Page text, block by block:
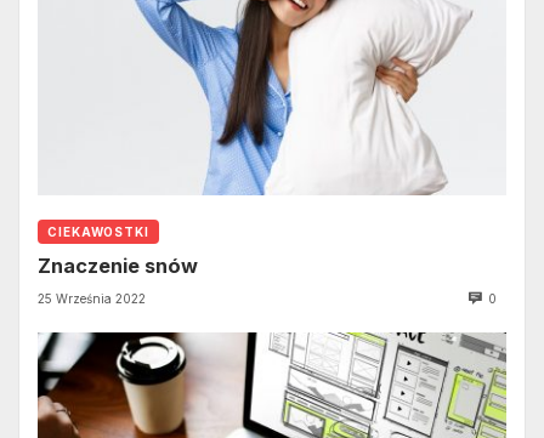
CIEKAWOSTKI
Znaczenie snów
25 Września 2022 0